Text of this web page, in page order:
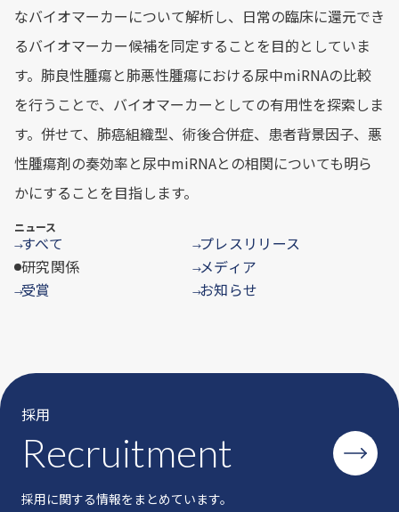
なバイオマーカーについて解析し、日常の臨床に還元でき
るバイオマーカー候補を同定することを目的としていま
す。肺良性腫瘍と肺悪性腫瘍における尿中miRNAの比較
を行うことで、バイオマーカーとしての有用性を探索しま
す。併せて、肺癌組織型、術後合併症、患者背景因子、悪
性腫瘍剤の奏効率と尿中miRNAとの相関についても明ら
かにすることを目指します。
ニュース
→すべて →プレスリリース
研究関係
→メディア
→受賞 →お知らせ
採用
Recruitment
採用に関する情報をまとめています。